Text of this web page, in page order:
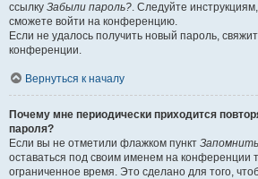
ссылку Забыли пароль?. Следуйте
сможете войти на конференцию.
Если не удалось получить новый пароль,
конференции.
Вернуться к началу
Почему мне периодически приходится
пароля?
Если вы не отметили флажком пункт
оставаться под своим именем на конференции
ограниченное время. Это сделано для того,